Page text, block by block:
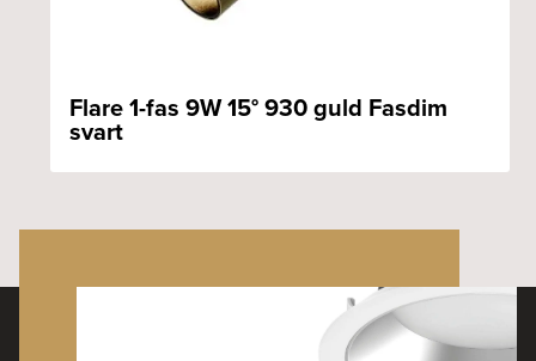
Flare 1-fas 9W 15° 930 guld Fasdim
svart